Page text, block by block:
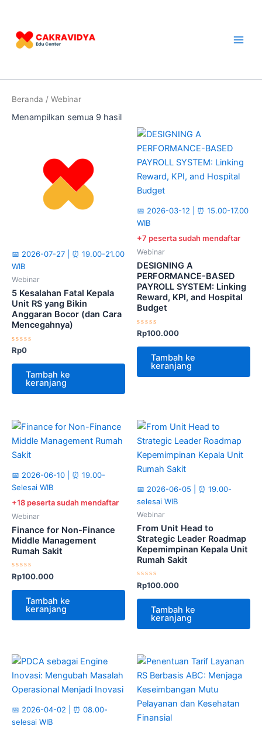
konten
Beranda / Webinar
Menampilkan semua 9 hasil
📅 2026-07-27 | ⏰ 19.00-21.00
WIB
Webinar
5 Kesalahan Fatal Kepala
Unit RS yang Bikin
Anggaran Bocor (dan Cara
Mencegahnya)
Dinilai
dari
Rp0
Tambah ke
keranjang
📅 2026-03-12 | ⏰ 15.00-17.00
WIB
+7 peserta sudah mendaftar
Webinar
DESIGNING A
PERFORMANCE-BASED
PAYROLL SYSTEM: Linking
Reward, KPI, and Hospital
Budget
Dinilai
dari
Rp100.000
Tambah ke
keranjang
📅 2026-06-10 | ⏰ 19.00-
Selesai WIB
+18 peserta sudah mendaftar
Webinar
Finance for Non-Finance
Middle Management
Rumah Sakit
Dinilai
0
dari
Rp100.000
Tambah ke
keranjang
📅 2026-06-05 | ⏰ 19.00-
selesai WIB
Webinar
From Unit Head to
Strategic Leader Roadmap
Kepemimpinan Kepala Unit
Rumah Sakit
Dinilai
0
dari
Rp100.000
Tambah ke
keranjang
📅 2026-04-02 | ⏰ 08.00-
selesai WIB